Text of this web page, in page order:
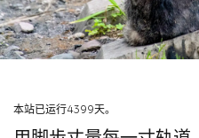
本站已运行4399天。